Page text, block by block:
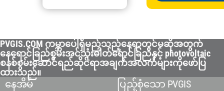
PVGIS.COM ကမ္ဘာပေါ်ရှိမည်သည့်နေရာတွင်မဆိုအတွက်
နေရောင်ခြည်စွမ်းအင်သုံးဓါတ်ရောင်ခြည်နှင့် photovoltaic
စနစ်စွမ်းဆောင်ရည်ဆိုင်ရာအချက်အလက်များကိုဖော်ပြ
ထားသည်။
နေအိမ်
ပြည့်စုံသော PVGIS